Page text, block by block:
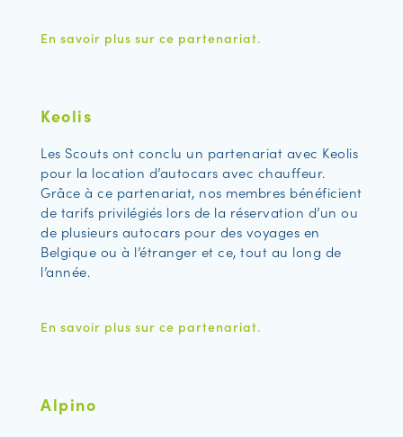
En savoir plus sur ce partenariat.
Keolis
Les Scouts ont conclu un partenariat avec Keolis
pour la location d’autocars avec chauffeur.
Grâce à ce partenariat, nos membres bénéficient
de tarifs privilégiés lors de la réservation d’un ou
de plusieurs autocars pour des voyages en
Belgique ou à l’étranger et ce, tout au long de
l’année.
En savoir plus sur ce partenariat.
Alpino